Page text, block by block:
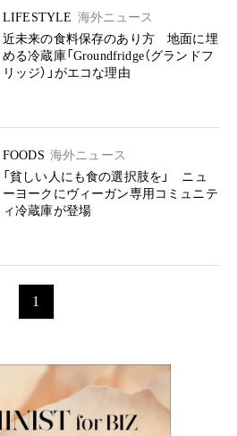
LIFESTYLE 海外ニュース
近未来の食料保存のあり方 地面に埋
める冷蔵庫「Groundfridge（グランドフ
リッジ）」がエコな理由
FOODS 海外ニュース
「貧しい人にも食の選択肢を」 ニュ
ーヨークにヴィーガン専用コミュニテ
ィ冷蔵庫が登場
1